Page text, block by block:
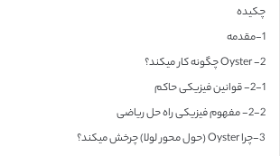
چکیده
1-مقدمه
2- Oyster چگونه کار میکند؟
2-1- قوانین فیزیکی حاکم
2-2- مفهوم فیزیکی راه حل ریاضی
3-چرا Oyster (حول محور لولا) چرخش میکند؟